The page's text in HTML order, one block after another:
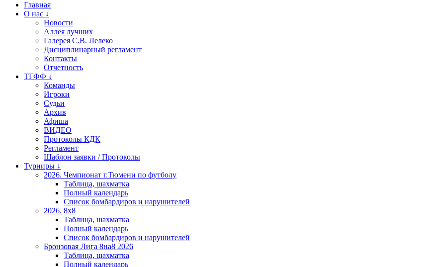
Главная
О нас ↓
Новости
Аллея лучших
Галерея С.В. Лелеко
Дисциплинарный регламент
Контакты
Отчетность
ТГФФ ↓
Команды
Игроки
Судьи
Архив
Афиша
ВИДЕО
Протоколы КДК
Регламент
Шаблон заявки / Протоколы
Турниры ↓
2026. Чемпионат г.Тюмени по футболу
Таблица, шахматка
Полный календарь
Список бомбардиров и нарушителей
2026. 8х8
Таблица, шахматка
Полный календарь
Список бомбардиров и нарушителей
Бронзовая Лига 8на8 2026
Таблица, шахматка
Полный календарь